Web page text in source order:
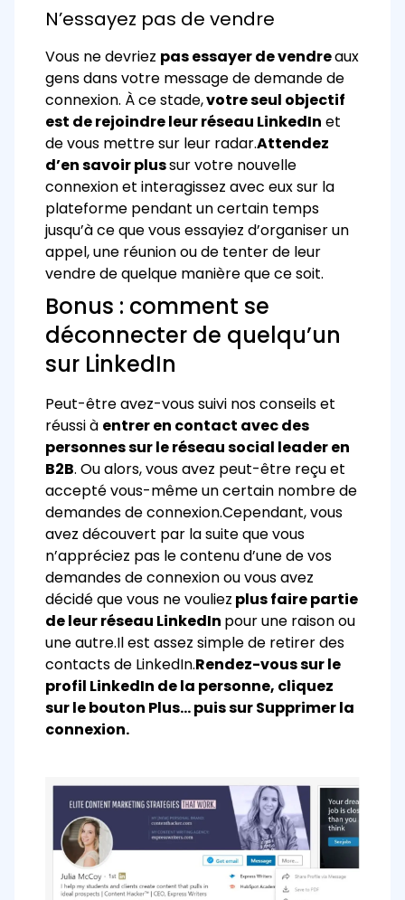
N’essayez pas de vendre
Vous ne devriez pas essayer de vendreaux
gens dans votre message de demande de
connexion. À ce stade,votre seul objectif
est de rejoindre leur réseau LinkedIn et
de vous mettre sur leur radar.Attendez
d’en savoir plussur votre nouvelle
connexion et interagissez avec eux sur la
plateforme pendant un certain temps
jusqu’à ce que vous essayiez d’organiser un
appel, une réunion ou de tenter de leur
vendre de quelque manière que ce soit.
Bonus : comment se
déconnecter de quelqu’un
sur LinkedIn
Peut-être avez-vous suivi nos conseils et
réussi à entrer en contact avec des
personnes sur le réseau social leader en
B2B. Ou alors, vous avez peut-être reçu et
accepté vous-même un certain nombre de
demandes de connexion.Cependant, vous
avez découvert par la suite que vous
n’appréciez pas le contenu d’une de vos
demandes de connexion ou vous avez
décidé que vous ne vouliez plus faire partie
de leur réseau LinkedIn pour une raison ou
une autre.Il est assez simple de retirer des
contacts de LinkedIn.Rendez-vous sur le
profil LinkedIn de la personne, cliquez
sur le bouton Plus… puis sur Supprimer la
connexion.